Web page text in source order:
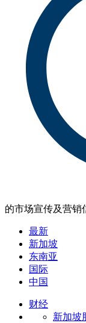
的市场宣传及营销
最新
新加坡
东南亚
国际
中国
财经
新加坡